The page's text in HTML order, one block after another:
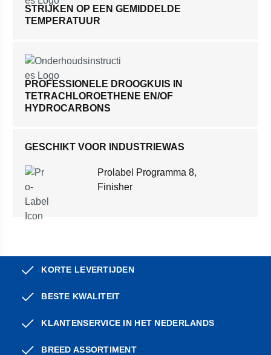
STRIJKEN OP EEN GEMIDDELDE
TEMPERATUUR
PROFESSIONELE DROOGKUIS IN
TETRACHLOROETHENE EN/OF
HYDROCARBONS
GESCHIKT VOOR INDUSTRIEWAS
Prolabel Programma 8,
Finisher
KORTE LEVERTIJDEN
BESTE KWALITEIT
KLANTENSERVICE IN HET NEDERLANDS
BREED ASSORTIMENT